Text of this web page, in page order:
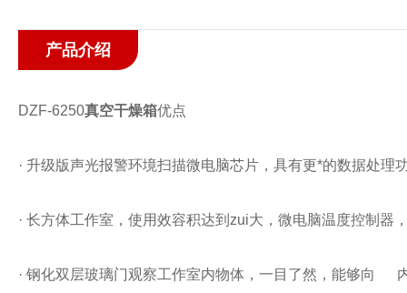
产品介绍
DZF-6250真空干燥箱优点
· 升级版声光报警环境扫描微电脑芯片，具有更*的数据处理
· 长方体工作室，使用效容积达到zui大，微电脑温度控制器
· 钢化双层玻璃门观察工作室内物体，一目了然，能够向